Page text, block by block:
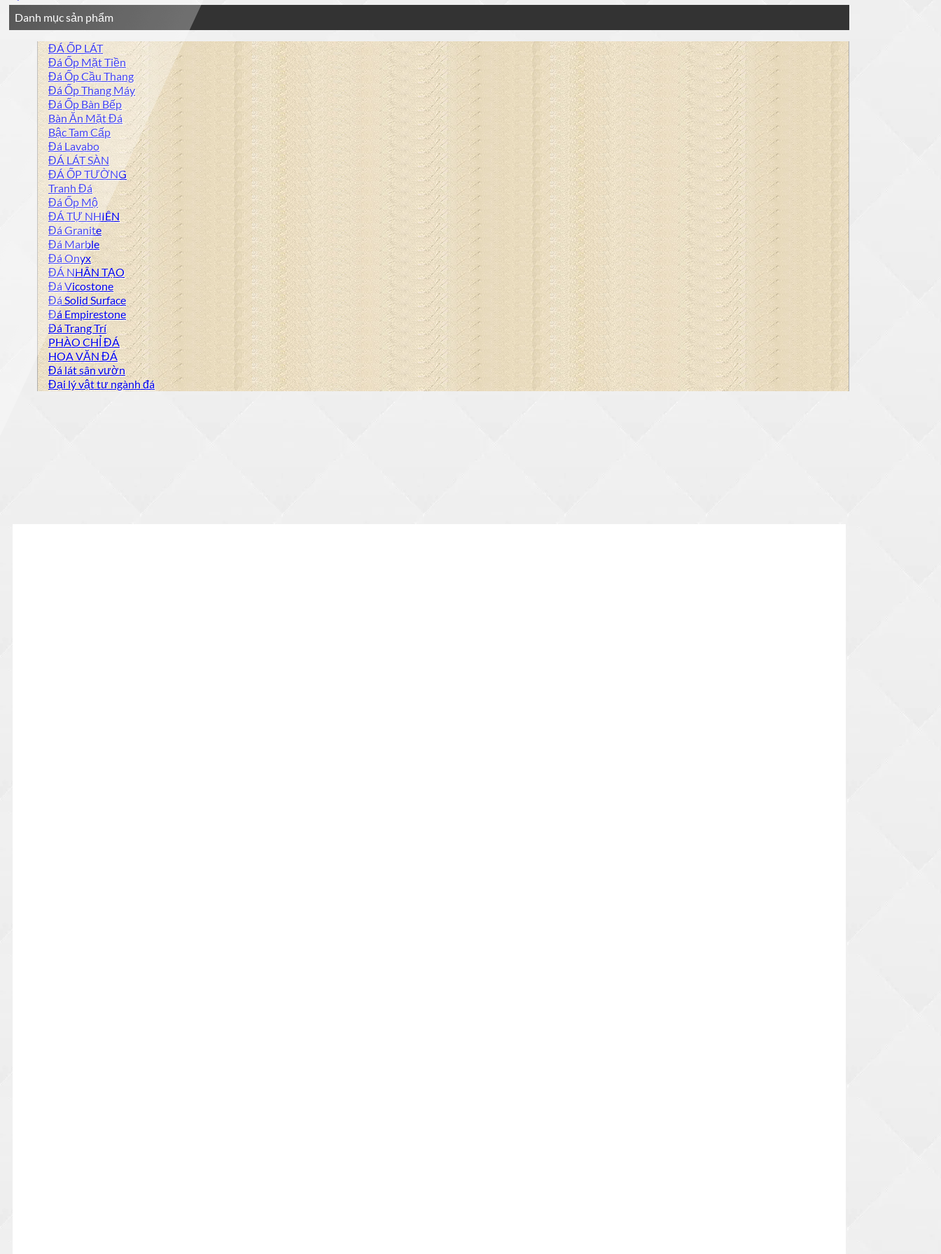
Danh mục sản phẩm
ĐÁ ỐP LÁT
Đá Ốp Mặt Tiền
Đá Ốp Cầu Thang
Đá Ốp Thang Máy
Đá Ốp Bàn Bếp
Bàn Ăn Mặt Đá
Bậc Tam Cấp
Đá Lavabo
ĐÁ LÁT SÀN
ĐÁ ỐP TƯỜNG
Tranh Đá
Đá Ốp Mộ
ĐÁ TỰ NHIÊN
Đá Granite
Đá Marble
Đá Onyx
ĐÁ NHÂN TẠO
Đá Vicostone
Đá Solid Surface
Đá Empirestone
Đá Trang Trí
PHÀO CHỈ ĐÁ
HOA VĂN ĐÁ
Đá lát sân vườn
Đại lý vật tư ngành đá